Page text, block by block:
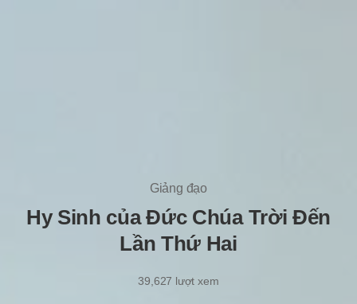
Giảng đạo
Hy Sinh của Đức Chúa Trời Đến
Lần Thứ Hai
8/5/2021
39,627 lượt xem